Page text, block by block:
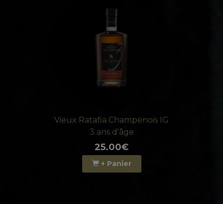
Vieux Ratafia Champenois IG
3 ans d'âge
25.00€
+ Panier